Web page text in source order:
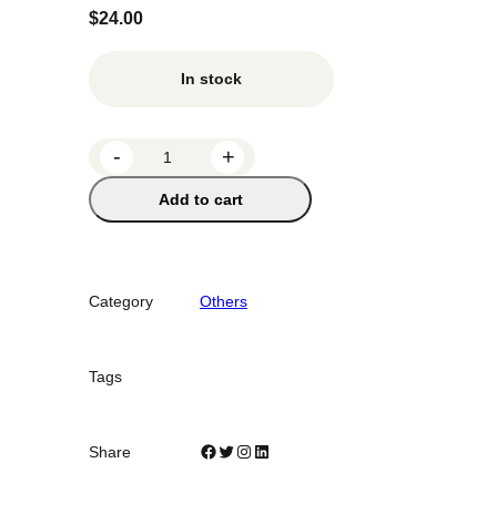
$24.00
In stock
n
o
n
- +
Add to cart
Category Others
Tags
Share Facebook Twitter Instagram LinkedIn